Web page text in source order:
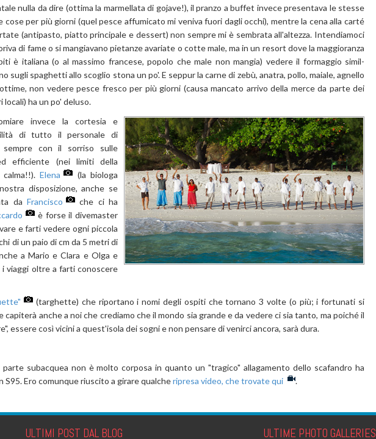
nulla da dire (ottima la marmellata di gojave!), il pranzo a buffet invece presentava le stesse
cose per più giorni (quel pesce affumicato mi veniva fuori dagli occhi), mentre la cena alla carté
(antipasto, piatto principale e dessert) non sempre mi è sembrata all'altezza. Intendiamoci
di fame o si mangiavano pietanze avariate o cotte male, ma in un resort dove la maggioranza
è italiana (o al massimo francese, popolo che male non mangia) vedere il formaggio simil-
sugli spaghetti allo scoglio stona un po'. E seppur la carne di zebù, anatra, pollo, maiale, agnello
non vedere pesce fresco per più giorni (causa mancato arrivo della merce da parte dei
locali) ha un po' deluso.
invece la cortesia e
di tutto il personale di
sempre con il sorriso sulle
efficiente (nei limiti della
calma!!).Elena
(la biologa
disposizione, anche se
da Francisco
che ci ha
è forse il divemaster
e farti vedere ogni piccola
di un paio di cm da 5 metri di
a Mario e Clara e Olga e
i viaggi oltre a farti conoscere
(targhette) che riportano i nomi degli ospiti che tornano 3 volte (o più; i fortunati si
capiterà anche a noi che crediamo che il mondo sia grande e da vedere ci sia tanto, ma poiché il
essere così vicini a quest'isola dei sogni e non pensare di venirci ancora, sarà dura.
subacquea non è molto corposa in quanto un "tragico" allagamento dello scafandro ha
Ero comunque riuscito a girare qualcheripresa video, che trovate qui .
ULTIMI POST DAL BLOG ULTIME PHOTO GALLERIES